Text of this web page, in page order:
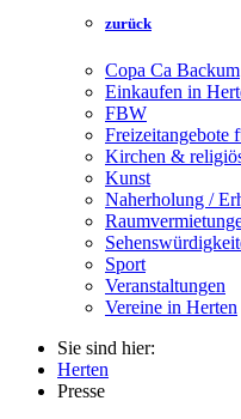
zurück
Copa Ca Backum
Einkaufen in
FBW
Freizeitangebote
Kirchen &
Kunst
Naherholung /
Sport
Veranstaltungen
Vereine in Herten
Sie sind hier:
Herten
Presse